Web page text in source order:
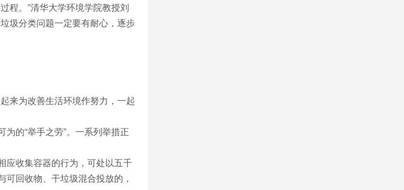
程。”清华大学环境学院教授刘
圾分类问题一定要有耐心，逐步
来为改善生活环境作努力，一起
的“举手之劳”。一系列举措正
应收集容器的行为，可处以五千
回收物、干垃圾混合投放的，